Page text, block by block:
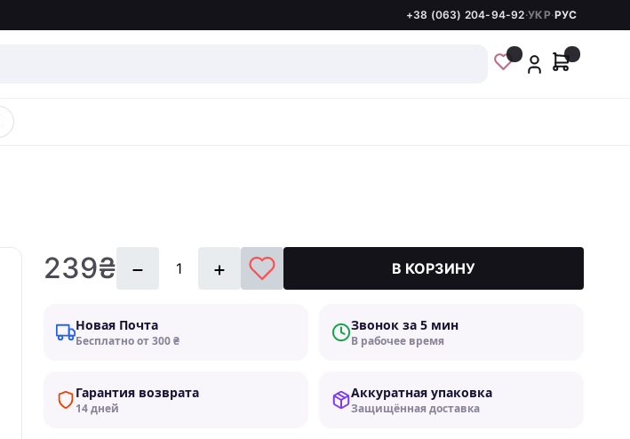
+38 (063) 204-94-92·УКР·РУС
239₴ В КОРЗИНУ
Новая Почта
Бесплатно от 300 ₴
Звонок за 5 мин
В рабочее время
Гарантия возврата
14 дней
Аккуратная упаковка
Защищённая доставка